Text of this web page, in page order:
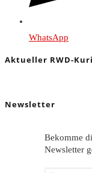
WhatsApp
Aktueller RWD-
Newsletter
Bekomme
Newsletter